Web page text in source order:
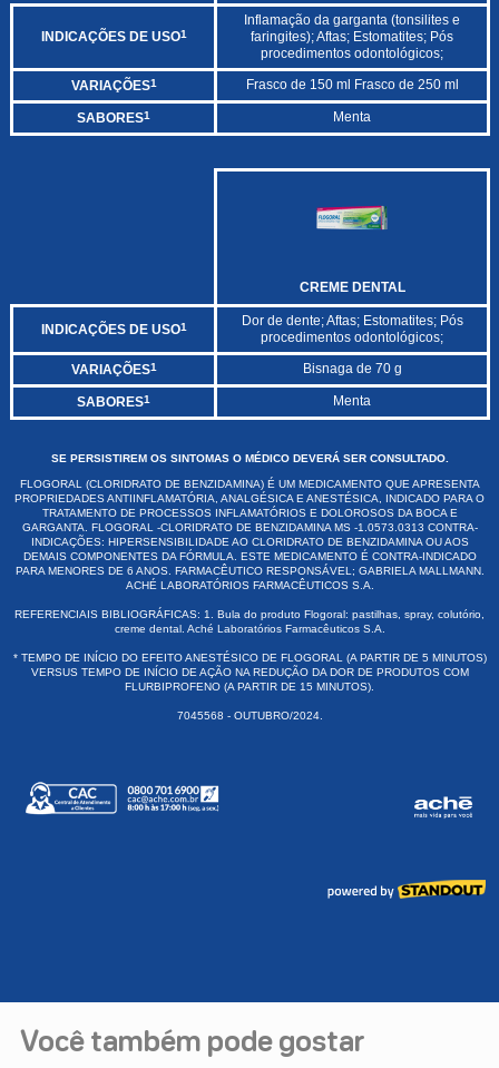
Você também pode gostar